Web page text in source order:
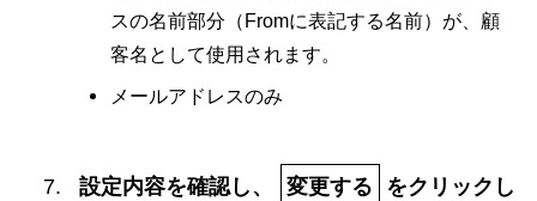
スの名前部分（Fromに表記する名前）が、顧
客名として使用されます。
メールアドレスのみ
設定内容を確認し、 変更する
をクリックし